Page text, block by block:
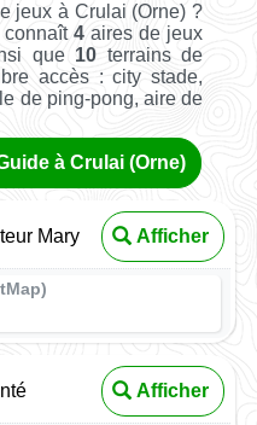
jeux à Crulai (Orne) ?
connaît4 aires de jeux
que 10 terrains de
accès : city stade,
de ping-pong, aire de
à Crulai (Orne)
Mary Afficher
Afficher